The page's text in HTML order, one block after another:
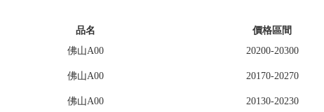
品名 價格區間
佛山A00
20200-20300
佛山A00 20170-20270
佛山A00 20130-20230